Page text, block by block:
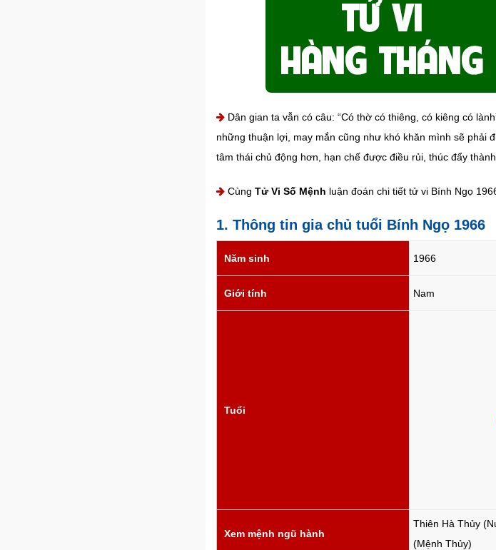
Dân gian ta vẫn có câu: “Có thờ có thiêng, có kiêng có
những thuận lợi, may mắn cũng như khó khăn mình sẽ
tâm thái chủ động hơn, hạn chế được điều rủi, thúc đẩy
Cùng Tử Vi Số Mệnh luận đoán chi tiết tử vi Bính Ngọ
1. Thông tin gia chủ tuổi Bính Ngọ 1966
Năm sinh 1966
Giới tính Nam
Tuổi
Xem mệnh ngũ hành
Thiên Hà Thủy
(Mệnh Thủy)